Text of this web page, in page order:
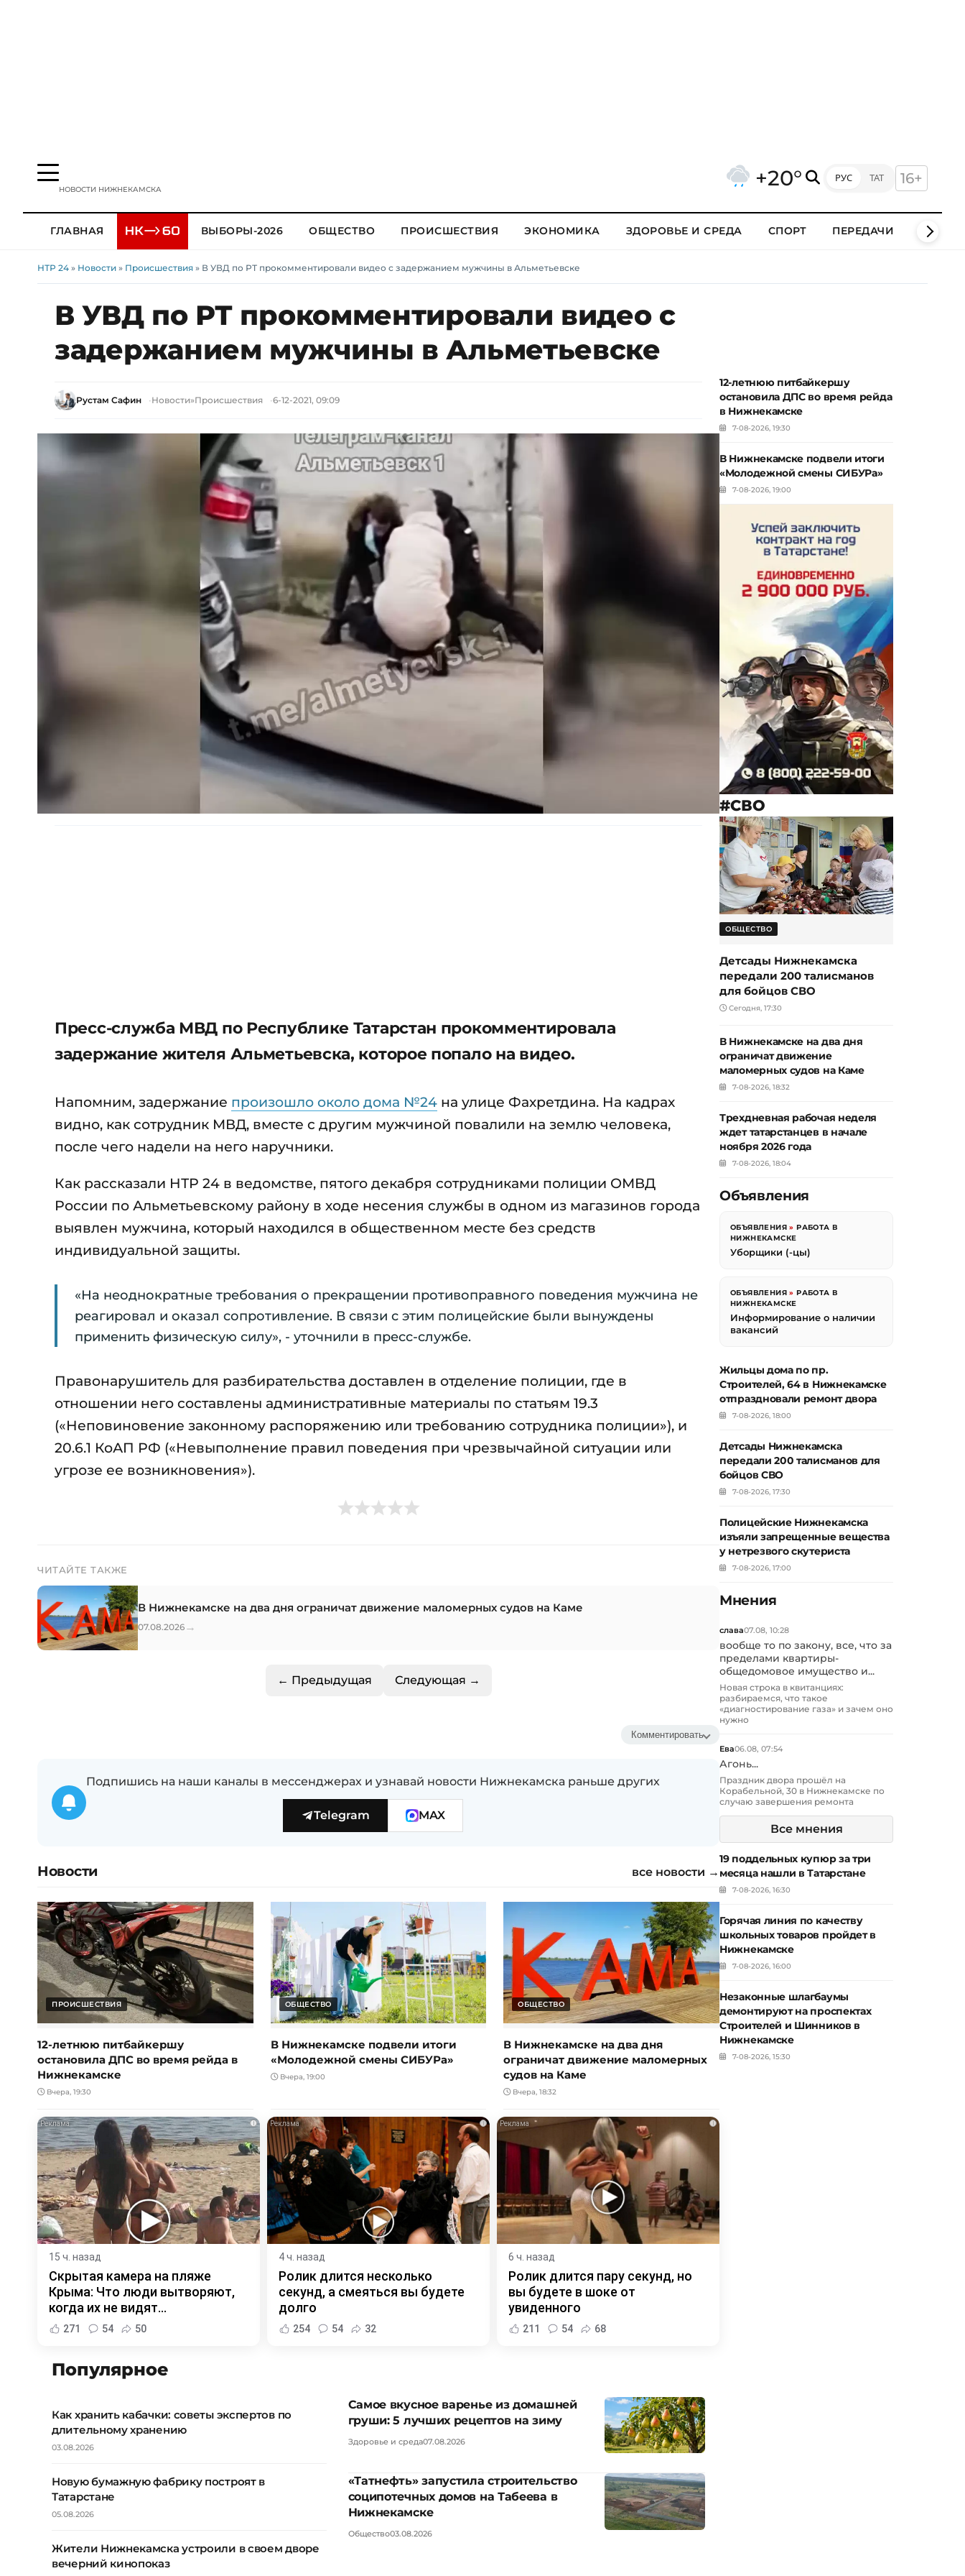
НОВОСТИ НИЖНЕКАМСКА +20° РУС ТАТ 16+
ГЛАВНАЯ ВЫБОРЫ-2026 ОБЩЕСТВО ПРОИСШЕСТВИЯ ЭКОНОМИКА ЗДОРОВЬЕ И СРЕДА СПОРТ ПЕРЕДАЧИ КЛИПЫ
НТР 24 » Новости » Происшествия » В УВД по РТ прокомментировали видео с задержанием мужчины в Альметьевске
В УВД по РТ прокомментировали видео с
задержанием мужчины в Альметьевске
Рустам Сафин Новости»Происшествия 6-12-2021, 09:09
Пресс-служба МВД по Республике Татарстан прокомментировала
задержание жителя Альметьевска, которое попало на видео.
Напомним, задержание произошло около дома №24 на улице Фахретдина. На кадрах
видно, как сотрудник МВД, вместе с другим мужчиной повалили на землю человека,
после чего надели на него наручники.
Как рассказали НТР 24 в ведомстве, пятого декабря сотрудниками полиции ОМВД
России по Альметьевскому району в ходе несения службы в одном из магазинов города
выявлен мужчина, который находился в общественном месте без средств
индивидуальной защиты.
«На неоднократные требования о прекращении противоправного поведения мужчина не
реагировал и оказал сопротивление. В связи с этим полицейские были вынуждены
применить физическую силу», - уточнили в пресс-службе.
Правонарушитель для разбирательства доставлен в отделение полиции, где в
отношении него составлены административные материалы по статьям 19.3
(«Неповиновение законному распоряжению или требованию сотрудника полиции»), и
20.6.1 КоАП РФ («Невыполнение правил поведения при чрезвычайной ситуации или
угрозе ее возникновения»).
ЧИТАЙТЕ ТАКЖЕ
В Нижнекамске на два дня ограничат движение маломерных судов на Каме
07.08.2026 →
← Предыдущая Следующая →
Комментировать
Подпишись на наши каналы в мессенджерах и узнавай новости Нижнекамска раньше других
Telegram MAX
Новости все новости →
ПРОИСШЕСТВИЯ
12-летнюю питбайкершу
остановила ДПС во время рейда в
Нижнекамске
Вчера, 19:30
ОБЩЕСТВО
В Нижнекамске подвели итоги
«Молодежной смены СИБУРа»
Вчера, 19:00
ОБЩЕСТВО
В Нижнекамске на два дня
ограничат движение маломерных
судов на Каме
Вчера, 18:32
i
15 ч. назад
Скрытая камера на пляже
Крыма: Что люди вытворяют,
когда их не видят...
271 54 50
i
4 ч. назад
Ролик длится несколько
секунд, а смеяться вы будете
долго
254 54 32
i
6 ч. назад
Ролик длится пару секунд, но
вы будете в шоке от
увиденного
211 54 68
Популярное
Как хранить кабачки: советы экспертов по
длительному хранению
03.08.2026
Новую бумажную фабрику построят в
Татарстане
05.08.2026
Жители Нижнекамска устроили в своем дворе
вечерний кинопоказ
Самое вкусное варенье из домашней
груши: 5 лучших рецептов на зиму
Здоровье и среда07.08.2026
«Татнефть» запустила строительство
соципотечных домов на Табеева в
Нижнекамске
Общество03.08.2026
12-летнюю питбайкершу
остановила ДПС во время рейда
в Нижнекамске
7-08-2026, 19:30
В Нижнекамске подвели итоги
«Молодежной смены СИБУРа»
7-08-2026, 19:00
#СВО
ОБЩЕСТВО
Детсады Нижнекамска
передали 200 талисманов
для бойцов СВО
Сегодня, 17:30
В Нижнекамске на два дня
ограничат движение
маломерных судов на Каме
7-08-2026, 18:32
Трехдневная рабочая неделя
ждет татарстанцев в начале
ноября 2026 года
7-08-2026, 18:04
Объявления
ОБЪЯВЛЕНИЯ »РАБОТА В
НИЖНЕКАМСКЕ
Уборщики (-цы)
ОБЪЯВЛЕНИЯ »РАБОТА В
НИЖНЕКАМСКЕ
Информирование о наличии
вакансий
Жильцы дома по пр.
Строителей, 64 в Нижнекамске
отпраздновали ремонт двора
7-08-2026, 18:00
Детсады Нижнекамска
передали 200 талисманов для
бойцов СВО
7-08-2026, 17:30
Полицейские Нижнекамска
изъяли запрещенные вещества
у нетрезвого скутериста
7-08-2026, 17:00
Мнения
слава07.08, 10:28
вообще то по закону, все, что за
пределами квартиры-
общедомовое имущество и...
Новая строка в квитанциях:
разбираемся, что такое
«диагностирование газа» и зачем оно
нужно
Ева06.08, 07:54
Агонь...
Праздник двора прошёл на
Корабельной, 30 в Нижнекамске по
случаю завершения ремонта
Все мнения
19 поддельных купюр за три
месяца нашли в Татарстане
7-08-2026, 16:30
Горячая линия по качеству
школьных товаров пройдет в
Нижнекамске
7-08-2026, 16:00
Незаконные шлагбаумы
демонтируют на проспектах
Строителей и Шинников в
Нижнекамске
7-08-2026, 15:30